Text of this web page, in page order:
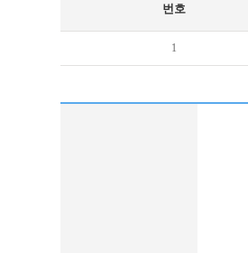
번호
1